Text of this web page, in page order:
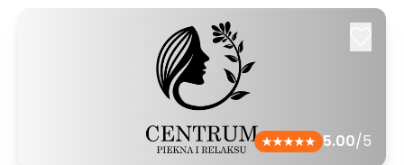
5.00/5